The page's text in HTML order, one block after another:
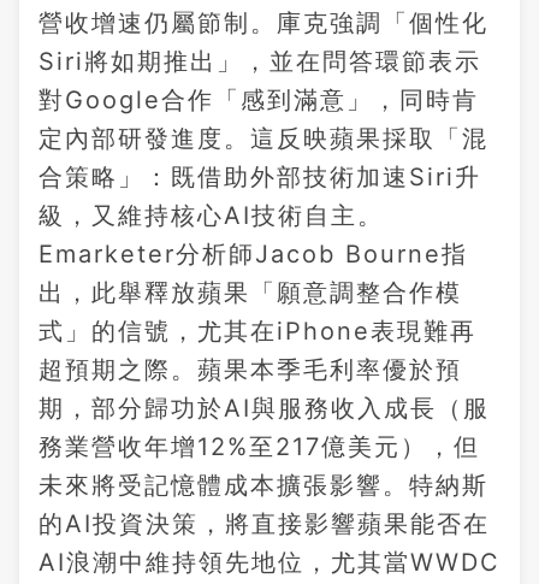
營收增速仍屬節制。庫克強調「個性化
Siri將如期推出」，並在問答環節表示
對Google合作「感到滿意」，同時肯
定內部研發進度。這反映蘋果採取「混
合策略」：既借助外部技術加速Siri升
級，又維持核心AI技術自主。
Emarketer分析師Jacob Bourne指
出，此舉釋放蘋果「願意調整合作模
式」的信號，尤其在iPhone表現難再
超預期之際。蘋果本季毛利率優於預
期，部分歸功於AI與服務收入成長（服
務業營收年增12%至217億美元），但
未來將受記憶體成本擴張影響。特納斯
的AI投資決策，將直接影響蘋果能否在
AI浪潮中維持領先地位，尤其當WWDC